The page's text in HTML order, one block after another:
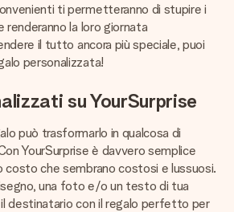
ti permetteranno di stupire i
renderanno la loro giornata
il tutto ancora più speciale, puoi
personalizzata!
su YourSurprise
può trasformarlo in qualcosa di
YourSurprise è davvero semplice
costo che sembrano costosi e lussuosi.
una foto e/o un testo di tua
destinatario con il regalo perfetto per